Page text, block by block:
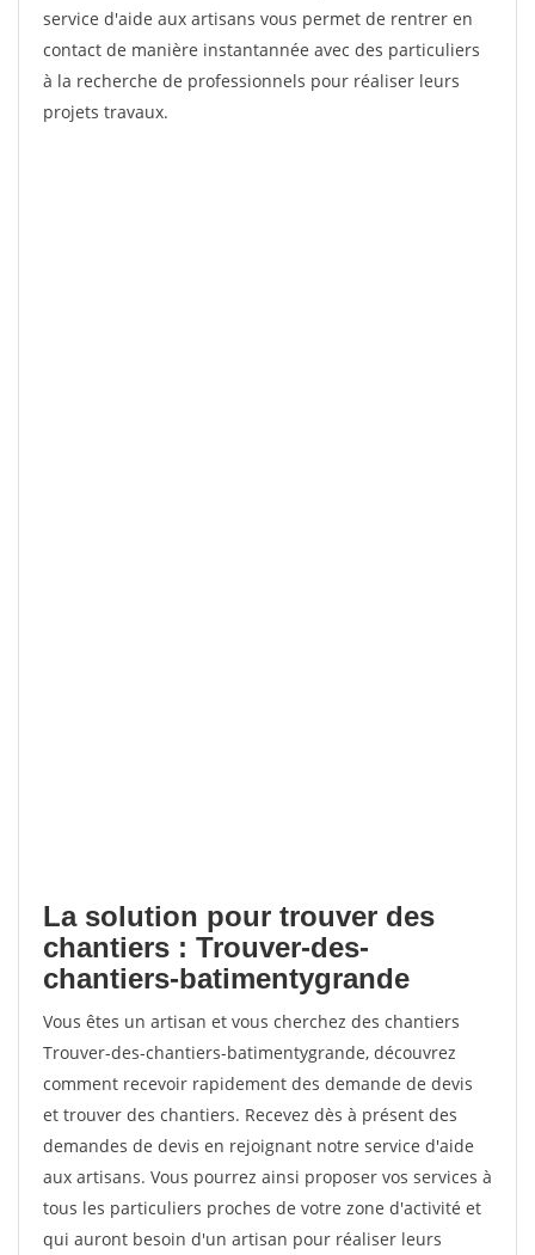
service d'aide aux artisans vous permet de rentrer en
contact de manière instantannée avec des particuliers
à la recherche de professionnels pour réaliser leurs
projets travaux.
La solution pour trouver des
chantiers : Trouver-des-
chantiers-batimentygrande
Vous êtes un artisan et vous cherchez des chantiers
Trouver-des-chantiers-batimentygrande, découvrez
comment recevoir rapidement des demande de devis
et trouver des chantiers. Recevez dès à présent des
demandes de devis en rejoignant notre service d'aide
aux artisans. Vous pourrez ainsi proposer vos services à
tous les particuliers proches de votre zone d'activité et
qui auront besoin d'un artisan pour réaliser leurs